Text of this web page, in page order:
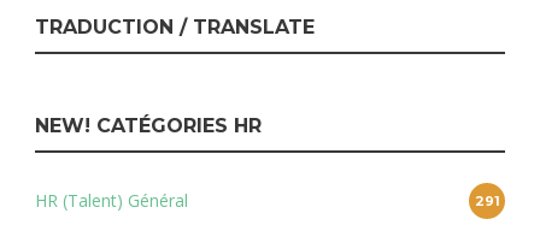
TRADUCTION / TRANSLATE
NEW! CATÉGORIES HR
HR (Talent) Général 291